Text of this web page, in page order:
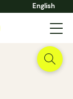
English